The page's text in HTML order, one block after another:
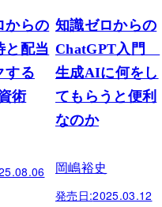
からの
と配当
する
術
知識ゼロからの
ChatGPT入門
生成AIに何をし
てもらうと便利
なのか
岡嶋裕史
発売日:2025.03.12